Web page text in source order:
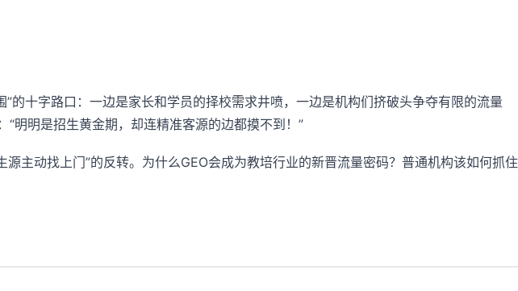
十字路口：一边是家长和学员的择校需求井喷，一边是机构们挤破头争夺有限的流量
明是招生黄金期，却连精准客源的边都摸不到！”
主动找上门”的反转。为什么GEO会成为教培行业的新晋流量密码？普通机构该如何抓住